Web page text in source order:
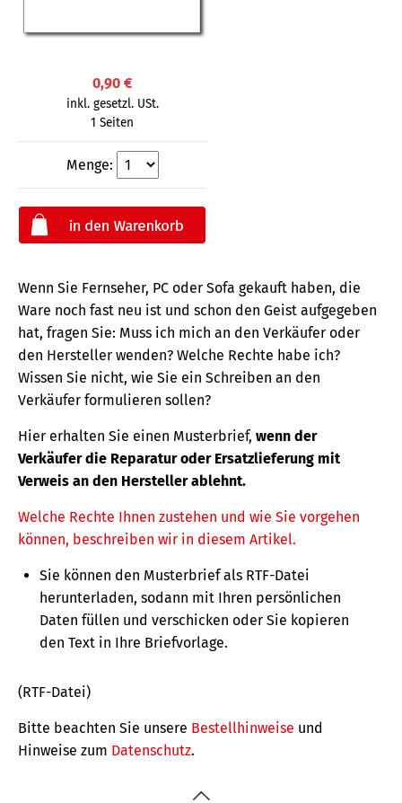
0,90 €
inkl. gesetzl. USt.
1 Seiten
Menge:
Wenn Sie Fernseher, PC oder Sofa gekauft haben, die
Ware noch fast neu ist und schon den Geist aufgegeben
hat, fragen Sie: Muss ich mich an den Verkäufer oder
den Hersteller wenden? Welche Rechte habe ich?
Wissen Sie nicht, wie Sie ein Schreiben an den
Verkäufer formulieren sollen?
Hier erhalten Sie einen Musterbrief, wenn der
Verkäufer die Reparatur oder Ersatzlieferung mit
Verweis an den Hersteller ablehnt.
Welche Rechte Ihnen zustehen und wie Sie vorgehen
können, beschreiben wir in diesem Artikel.
Sie können den Musterbrief als RTF-Datei
herunterladen, sodann mit Ihren persönlichen
Daten füllen und verschicken oder Sie kopieren
den Text in Ihre Briefvorlage.
(RTF-Datei)
Bitte beachten Sie unsere Bestellhinweise und
Hinweise zum Datenschutz.